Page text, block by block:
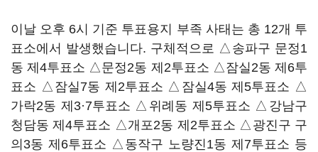
이날 오후 6시 기준 투표용지 부족 사태는 총 12개 투
표소에서 발생했습니다. 구체적으로 △송파구 문정1
동 제4투표소 △문정2동 제2투표소 △잠실2동 제6투
표소 △잠실7동 제2투표소 △잠실4동 제5투표소 △
가락2동 제3·7투표소 △위례동 제5투표소 △강남구
청담동 제4투표소 △개포2동 제2투표소 △광진구 구
의3동 제6투표소 △동작구 노량진1동 제7투표소 등